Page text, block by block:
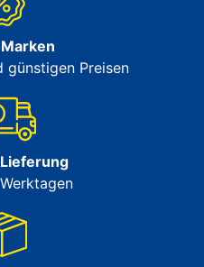
günstigen Preisen